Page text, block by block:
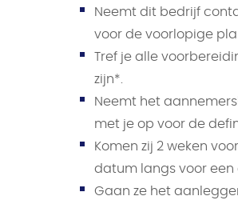
Neemt dit bedrijf
voor de voorlopige
Tref je alle
zijn*.
Neemt het
met je op voor de
Komen zij 2 weken
datum langs voor een
Gaan ze het